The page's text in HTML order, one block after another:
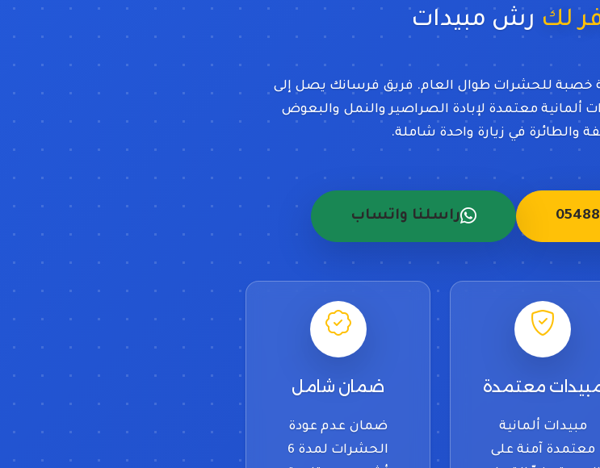
نوفر لك رش
خصبة للحشرات طوال العام. فريق فرسانك يصل إلى
ألمانية معتمدة لإبادة الصراصير والنمل والبعوض
والطائرة في زيارة واحدة شاملة.
راسلنا واتساب
معتمدة
مبيدات ألمانية
معتمدة آمنة على
ضمان شامل
ضمان عدم عودة
الحشرات لمدة 6